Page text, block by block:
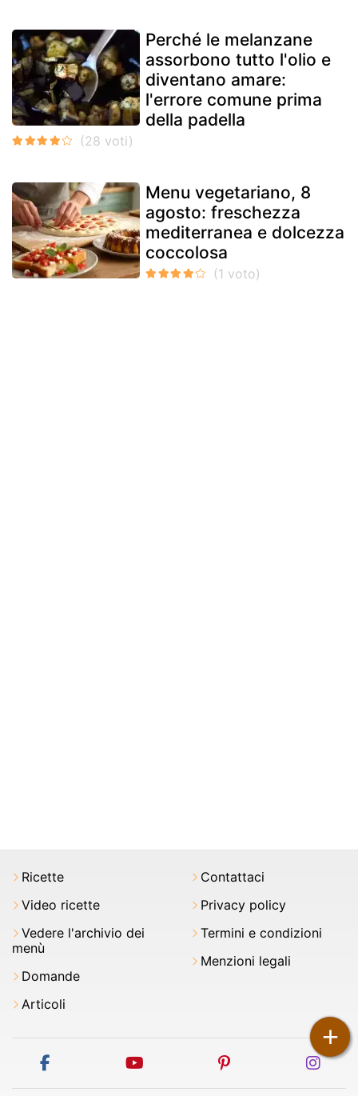
Perché le melanzane
assorbono tutto l'olio e
diventano amare:
l'errore comune prima
della padella
Menu vegetariano, 8
agosto: freschezza
mediterranea e dolcezza
coccolosa
+
Ricette
Video ricette
Vedere l'archivio dei
menù
Domande
Articoli
Contattaci
Privacy policy
Termini e condizioni
Menzioni legali
facebook youtube pinterest